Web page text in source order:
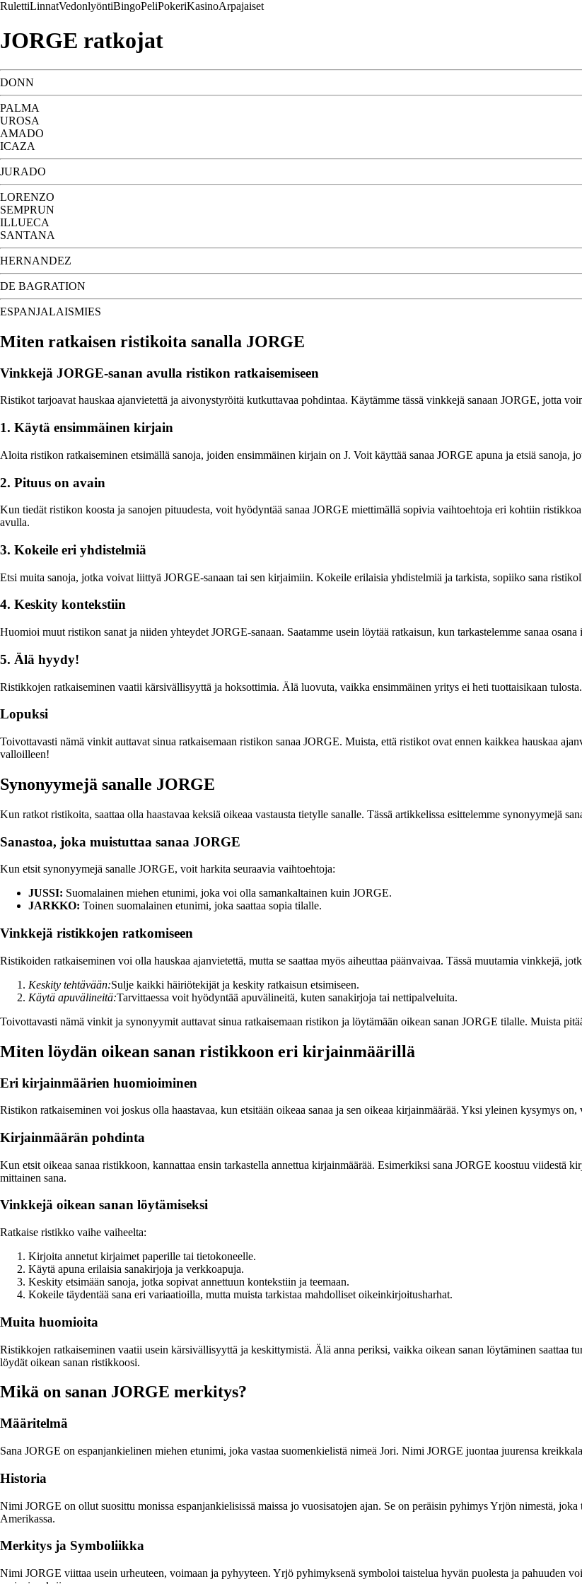
RulettiLinnatVedonlyöntiBingoPeliPokeriKasinoArpajaiset
JORGE ratkojat
DONN
PALMA
UROSA
AMADO
ICAZA
JURADO
LORENZO
SEMPRUN
ILLUECA
SANTANA
HERNANDEZ
DE BAGRATION
ESPANJALAISMIES
Miten ratkaisen ristikoita sanalla JORGE
Vinkkejä JORGE-sanan avulla ristikon ratkaisemiseen
Ristikot tarjoavat hauskaa ajanvietettä ja aivonystyröitä kutkuttavaa pohdintaa. Käytämme tässä vinkkejä sanaan JORGE, jotta
1. Käytä ensimmäinen kirjain
Aloita ristikon ratkaiseminen etsimällä sanoja, joiden ensimmäinen kirjain on J. Voit käyttää sanaa JORGE apuna ja etsiä sanoja,
2. Pituus on avain
Kun tiedät ristikon koosta ja sanojen pituudesta, voit hyödyntää sanaa JORGE miettimällä sopivia vaihtoehtoja eri kohtiin
avulla.
3. Kokeile eri yhdistelmiä
Etsi muita sanoja, jotka voivat liittyä JORGE-sanaan tai sen kirjaimiin. Kokeile erilaisia yhdistelmiä ja tarkista, sopiiko sana
4. Keskity kontekstiin
Huomioi muut ristikon sanat ja niiden yhteydet JORGE-sanaan. Saatamme usein löytää ratkaisun, kun tarkastelemme sanaa osana
5. Älä hyydy!
Ristikkojen ratkaiseminen vaatii kärsivällisyyttä ja hoksottimia. Älä luovuta, vaikka ensimmäinen yritys ei heti tuottaisikaan
Lopuksi
Toivottavasti nämä vinkit auttavat sinua ratkaisemaan ristikon sanaa JORGE. Muista, että ristikot ovat ennen kaikkea hauskaa
valloilleen!
Synonyymejä sanalle JORGE
Kun ratkot ristikoita, saattaa olla haastavaa keksiä oikeaa vastausta tietylle sanalle. Tässä artikkelissa esittelemme synonyymejä
Sanastoa, joka muistuttaa sanaa JORGE
Kun etsit synonyymejä sanalle JORGE, voit harkita seuraavia vaihtoehtoja:
JUSSI: Suomalainen miehen etunimi, joka voi olla samankaltainen kuin JORGE.
JARKKO: Toinen suomalainen etunimi, joka saattaa sopia tilalle.
Vinkkejä ristikkojen ratkomiseen
Ristikoiden ratkaiseminen voi olla hauskaa ajanvietettä, mutta se saattaa myös aiheuttaa päänvaivaa. Tässä muutamia vinkkejä,
Keskity tehtävään:Sulje kaikki häiriötekijät ja keskity ratkaisun etsimiseen.
Käytä apuvälineitä:Tarvittaessa voit hyödyntää apuvälineitä, kuten sanakirjoja tai nettipalveluita.
Toivottavasti nämä vinkit ja synonyymit auttavat sinua ratkaisemaan ristikon ja löytämään oikean sanan JORGE tilalle. Muista
Miten löydän oikean sanan ristikkoon eri kirjainmäärillä
Eri kirjainmäärien huomioiminen
Ristikon ratkaiseminen voi joskus olla haastavaa, kun etsitään oikeaa sanaa ja sen oikeaa kirjainmäärää. Yksi yleinen kysymys
Kirjainmäärän pohdinta
Kun etsit oikeaa sanaa ristikkoon, kannattaa ensin tarkastella annettua kirjainmäärää. Esimerkiksi sana JORGE koostuu viidestä
mittainen sana.
Vinkkejä oikean sanan löytämiseksi
Ratkaise ristikko vaihe vaiheelta:
Kirjoita annetut kirjaimet paperille tai tietokoneelle.
Käytä apuna erilaisia sanakirjoja ja verkkoapuja.
Keskity etsimään sanoja, jotka sopivat annettuun kontekstiin ja teemaan.
Kokeile täydentää sana eri variaatioilla, mutta muista tarkistaa mahdolliset oikeinkirjoitusharhat.
Muita huomioita
Ristikkojen ratkaiseminen vaatii usein kärsivällisyyttä ja keskittymistä. Älä anna periksi, vaikka oikean sanan löytäminen saattaa
löydät oikean sanan ristikkoosi.
Mikä on sanan JORGE merkitys?
Määritelmä
Sana JORGE on espanjankielinen miehen etunimi, joka vastaa suomenkielistä nimeä Jori. Nimi JORGE juontaa juurensa
Historia
Nimi JORGE on ollut suosittu monissa espanjankielisissä maissa jo vuosisatojen ajan. Se on peräisin pyhimys Yrjön nimestä,
Amerikassa.
Merkitys ja Symboliikka
Nimi JORGE viittaa usein urheuteen, voimaan ja pyhyyteen. Yrjö pyhimyksenä symboloi taistelua hyvän puolesta ja pahuuden